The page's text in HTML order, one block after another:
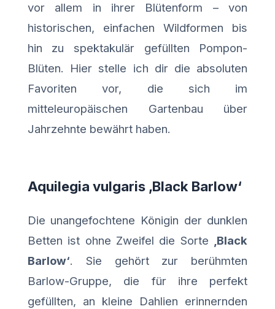
vor allem in ihrer Blütenform – von
historischen, einfachen Wildformen bis
hin zu spektakulär gefüllten Pompon-
Blüten. Hier stelle ich dir die absoluten
Favoriten vor, die sich im
mitteleuropäischen Gartenbau über
Jahrzehnte bewährt haben.
Aquilegia vulgaris ‚Black Barlow‘
Die unangefochtene Königin der dunklen
Betten ist ohne Zweifel die Sorte ‚Black
Barlow‘. Sie gehört zur berühmten
Barlow-Gruppe, die für ihre perfekt
gefüllten, an kleine Dahlien erinnernden